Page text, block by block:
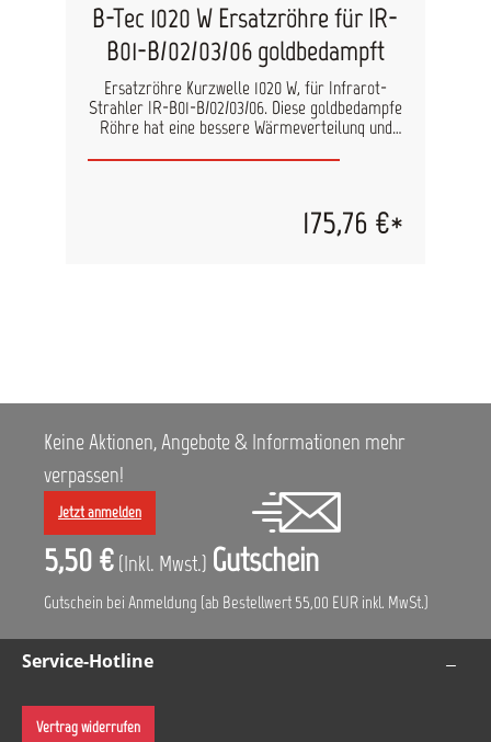
B-Tec 1020 W Ersatzröhre für IR-
B01-B/02/03/06 goldbedampft
Ersatzröhre Kurzwelle 1020 W, für Infrarot-
Strahler IR-B01-B/02/03/06. Diese goldbedampfe
Röhre hat eine bessere Wärmeverteilung und
rotem Quarzglas. Länge: 530 mm
175,76 €*
Keine Aktionen, Angebote & Informationen mehr
verpassen!
Jetzt anmelden
5,50 € (Inkl. Mwst.) Gutschein
Gutschein bei Anmeldung (ab Bestellwert 55,00 EUR inkl. MwSt.)
Service-Hotline
Vertrag widerrufen